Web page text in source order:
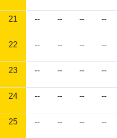
21 -- -- -- --
22 -- -- -- --
23 -- -- -- --
24 -- -- -- --
25 -- -- -- --